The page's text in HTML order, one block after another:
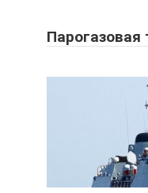
Парогазовая